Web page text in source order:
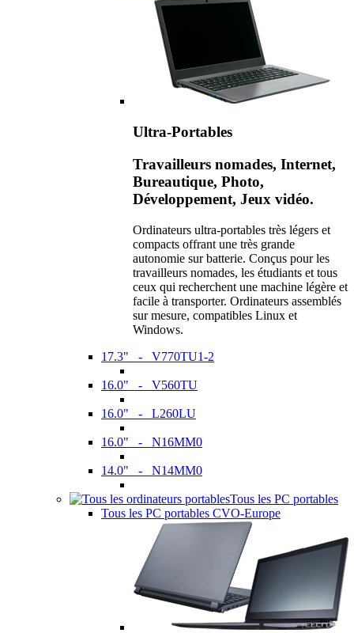
Ultra-Portables
Travailleurs nomades, Internet,
Bureautique, Photo,
Développement, Jeux vidéo.
Ordinateurs ultra-portables très légers et
compacts offrant une très grande
autonomie sur batterie. Conçus pour les
travailleurs nomades, les étudiants et tous
ceux qui recherchent une machine légère et
facile à transporter. Ordinateurs assemblés
sur mesure, compatibles Linux et
Windows.
17.3" - V770TU1-2
16.0" - V560TU
16.0" - L260LU
16.0" - N16MM0
14.0" - N14MM0
Tous les PC portables
Tous les PC portables CVO-Europe